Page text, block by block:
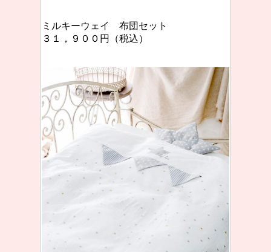
ミルキーウェイ 布団セット
３１，９００円（税込）